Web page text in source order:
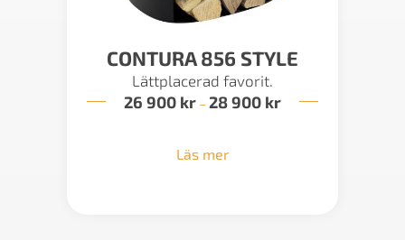
CONTURA 856 STYLE
Lättplacerad favorit.
26 900 kr – 28 900 krPrisintervall:
Läs mer